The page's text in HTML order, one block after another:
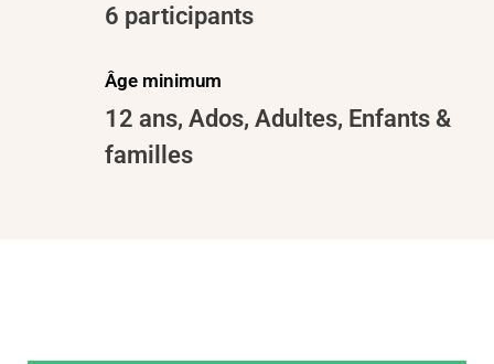
6 participants
Âge minimum
12 ans, Ados, Adultes, Enfants &
familles